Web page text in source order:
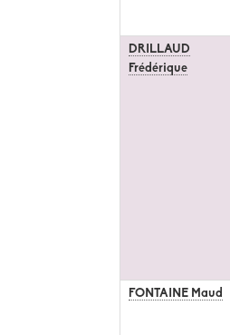
DRILLAUD
Frédérique
FONTAINE Maud